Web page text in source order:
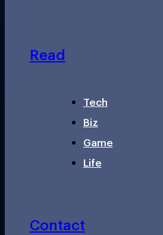
Read
Tech
Biz
Game
Life
Contact